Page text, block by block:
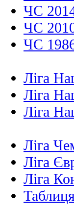
ЧС
ЧС
ЧС
Ліга
Ліга
Ліга
Ліга
Ліга
Ліга